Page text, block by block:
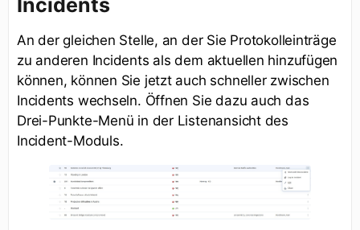
An der gleichen Stelle, an der Sie Protokolleinträge
zu anderen Incidents als dem aktuellen hinzufügen
können, können Sie jetzt auch schneller zwischen
Incidents wechseln. Öffnen Sie dazu auch das
Drei-Punkte-Menü in der Listenansicht des
Incident-Moduls.